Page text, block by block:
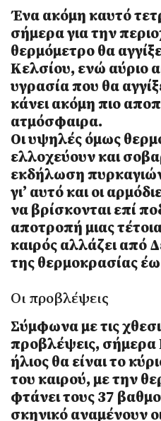
Ένα ακόμη καυτό
σήμερα για την
θερμόμετρο θα
Κελσίου, ενώ αύριο
υγρασία που θα
κάνει ακόμη πιο
ατμόσφαιρα.
Οι υψηλές όμως
ελλοχεύουν και
εκδήλωση
γι’ αυτό και οι
να βρίσκονται επί
αποτροπή μιας
καιρός αλλάζει από
της θερμοκρασίας
Οι προβλέψεις
Σύμφωνα με τις
προβλέψεις, σήμερα
ήλιος θα είναι το
του καιρού, με την
φτάνει τους 37
σκηνικό αναμένουν